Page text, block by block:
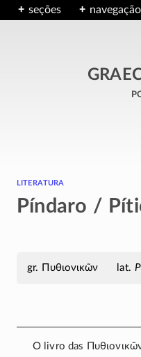
seções navegação
literatura
Píndaro /
Πυθιονικῶν
O livro das